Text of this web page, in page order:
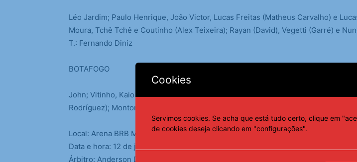
Léo Jardim; Paulo Henrique, João Victor, Lucas Freitas (Matheus Carvalho) e
Moura, Tchê Tchê e Coutinho (Alex Teixeira); Rayan (David), Vegetti (Garré) e
T.: Fernando Diniz
BOTAFOGO
John; Vitinho, Kaio Fernando, Barboza e Alex Telles; Gregore, Marlon Freitas e
Rodríguez); Montoro (Allan), Savarino (Joaquín Correa) e Arthur Cabral. T.: Davide
Local: Arena BRB Mané Garrincha – Brasília
Data e hora: 12 de julho de 2025, às 18h30 (de Brasília)
Árbitro: Anderson Daronco
Cookies
Servimos cookies. Se acha que está tudo certo, clique em
de cookies deseja clicando em "configurações".